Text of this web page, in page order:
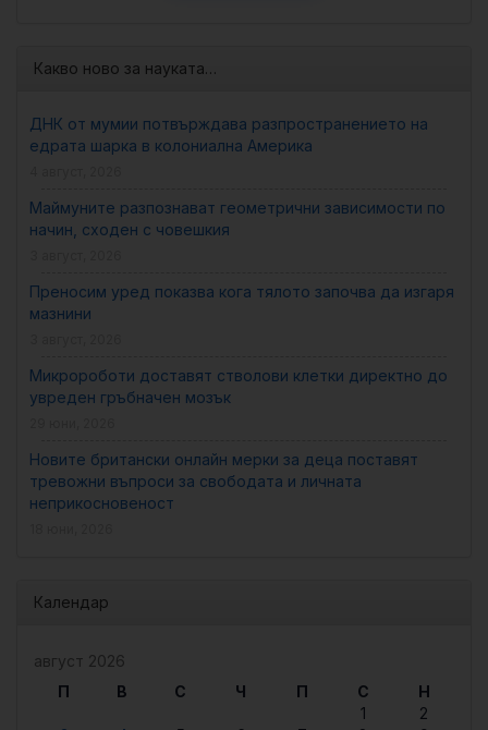
Какво ново за науката…
ДНК от мумии потвърждава разпространението на
едрата шарка в колониална Америка
Маймуните разпознават геометрични зависимости по
начин, сходен с човешкия
Преносим уред показва кога тялото започва да изгаря
мазнини
Микророботи доставят стволови клетки директно до
увреден гръбначен мозък
Новите британски онлайн мерки за деца поставят
тревожни въпроси за свободата и личната
неприкосновеност
Календар
август 2026
П
В С Ч П С
Н
1
2